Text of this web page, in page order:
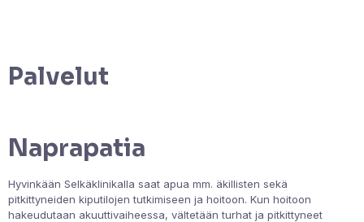
Palvelut
Naprapatia
Hyvinkään Selkäklinikalla saat apua mm. äkillisten sekä
pitkittyneiden kiputilojen tutkimiseen ja hoitoon. Kun hoitoon
hakeudutaan akuuttivaiheessa, vältetään turhat ja pitkittyneet